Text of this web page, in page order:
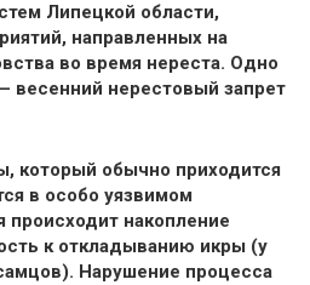
Липецкой области,
направленных на
во время нереста. Одно
весенний нерестовый запрет
который обычно приходится
в особо уязвимом
происходит накопление
к откладыванию икры (у
Нарушение процесса